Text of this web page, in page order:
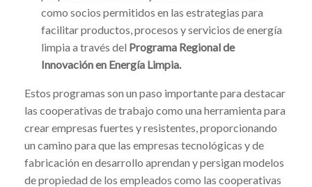
como socios permitidos en las estrategias para
facilitar productos, procesos y servicios de energía
limpia a través del Programa Regional de
Innovación en Energía Limpia.
Estos programas son un paso importante para destacar
las cooperativas de trabajo como una herramienta para
crear empresas fuertes y resistentes, proporcionando
un camino para que las empresas tecnológicas y de
fabricación en desarrollo aprendan y persigan modelos
de propiedad de los empleados como las cooperativas